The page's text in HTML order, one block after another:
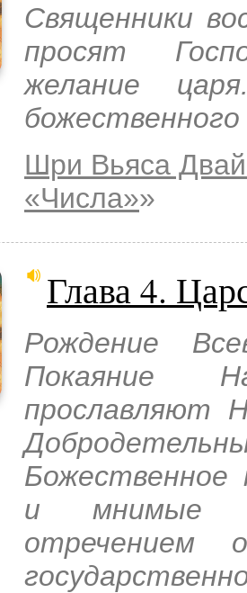
Священники
просят
желание
божественного
Шри Вьяса
«Числа»»
Глава 4.
Рождение
Покаяние
прославляют
Божественное
и мнимые
отречением